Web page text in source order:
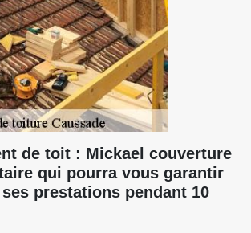
de toit : Mickael couverture
qui pourra vous garantir
prestations pendant 10